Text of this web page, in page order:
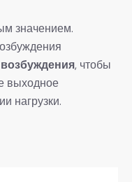
значением.
​, чтобы
выходное
нагрузки.